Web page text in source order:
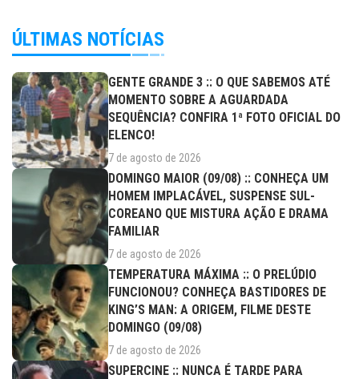
ÚLTIMAS NOTÍCIAS
GENTE GRANDE 3 :: O QUE SABEMOS ATÉ
MOMENTO SOBRE A AGUARDADA
SEQUÊNCIA? CONFIRA 1ª FOTO OFICIAL DO
ELENCO!
7 de agosto de 2026
DOMINGO MAIOR (09/08) :: CONHEÇA UM
HOMEM IMPLACÁVEL, SUSPENSE SUL-
COREANO QUE MISTURA AÇÃO E DRAMA
FAMILIAR
7 de agosto de 2026
TEMPERATURA MÁXIMA :: O PRELÚDIO
FUNCIONOU? CONHEÇA BASTIDORES DE
KING’S MAN: A ORIGEM, FILME DESTE
DOMINGO (09/08)
7 de agosto de 2026
SUPERCINE :: NUNCA É TARDE PARA